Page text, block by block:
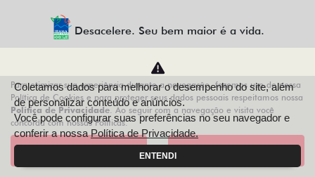
Desacelere. Seu bem maior é a vida.
AZZURRA VEICULOS LTDA
68.743.038/0013-21
Desenvolvido pela DEALERSPACE ® Direitos Reservados.
Para otimizar sua experiência durante a navegação, fazemos uso de nossa
Política de Cookies e para proteger seus dados pessoais respeitamos nossa
Política de Privacidade. Ao seguir com a navegação e visita você
concorda com nossas Políticas.
Coletamos dados para melhorar o desempenho do site, além
de personalizar conteúdo e anúncios.
Você pode configurar suas preferências no seu navegador e
conferir a nossaPolítica de Privacidade.
ENTENDI